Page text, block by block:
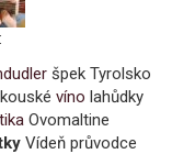
špek Tyrolsko
víno lahůdky
Ovomaltine
Vídeň průvodce